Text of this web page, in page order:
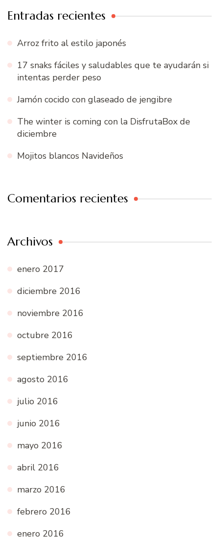
Entradas recientes
Arroz frito al estilo japonés
17 snaks fáciles y saludables que te ayudarán si
intentas perder peso
Jamón cocido con glaseado de jengibre
The winter is coming con la DisfrutaBox de
diciembre
Mojitos blancos Navideños
Comentarios recientes
Archivos
enero 2017
diciembre 2016
noviembre 2016
octubre 2016
septiembre 2016
agosto 2016
julio 2016
junio 2016
mayo 2016
abril 2016
marzo 2016
febrero 2016
enero 2016